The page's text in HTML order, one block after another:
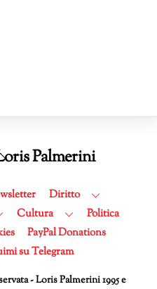
Back
Top
Palmerini
Diritto
Cultura
Politica
PayPal Donations
su Telegram
- Loris Palmerini 1995 e